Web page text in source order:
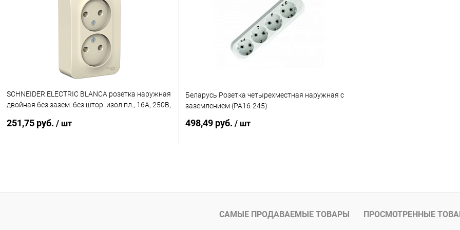
К сравнению К сравнению
SCHNEIDER ELECTRIC BLANCA розетка наружная
двойная без зазем. без штор. изол.пл., 16А, 250В,
251,75 руб. / шт
Купить в 1 клик К сравнению
Беларусь Розетка четырехместная наружная с
заземлением (РА16-245)
498,49 руб. / шт
Купить в 1 клик К сравнению
В избранное В наличии
САМЫЕ ПРОДАВАЕМЫЕ ТОВАРЫ ПРОСМОТРЕННЫЕ